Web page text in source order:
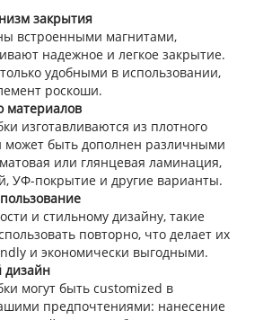
закрытия
встроенными магнитами,
надежное и легкое закрытие.
удобными в использовании,
роскоши.
материалов
изготавливаются из плотного
может быть дополнен различными
или глянцевая ламинация,
УФ-покрытие и другие варианты.
и стильному дизайну, такие
повторно, что делает их
и экономически выгодными.
дизайн
могут быть customized в
предпочтениями: нанесение